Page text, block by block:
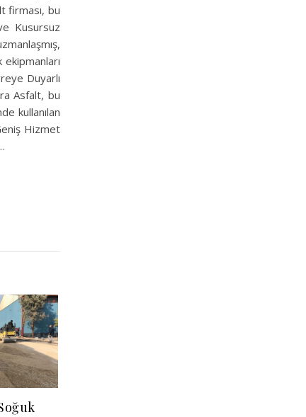
firması, bu
Kusursuz
Duyarlı
Asfalt, bu
kullanılan
Hizmet